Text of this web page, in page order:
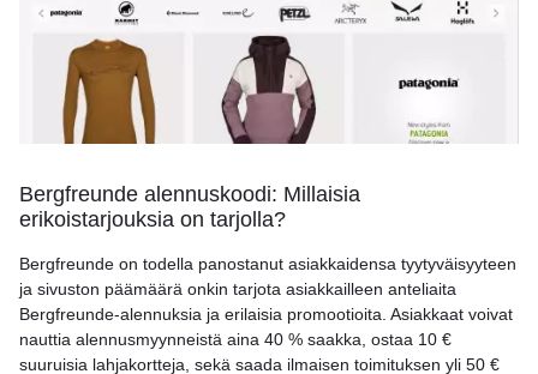
Bergfreunde alennuskoodi: Millaisia
erikoistarjouksia on tarjolla?
Bergfreunde on todella panostanut asiakkaidensa tyytyväisyyteen
ja sivuston päämäärä onkin tarjota asiakkailleen anteliaita
Bergfreunde-alennuksia ja erilaisia promootioita. Asiakkaat voivat
nauttia alennusmyynneistä aina 40 % saakka, ostaa 10 €
suuruisia lahjakortteja, sekä saada ilmaisen toimituksen yli 50 €